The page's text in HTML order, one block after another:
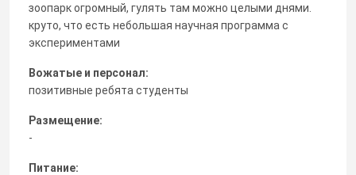
зоопарк огромный, гулять там можно целыми днями.
круто, что есть небольшая научная программа с
экспериментами
Вожатые и персонал:
позитивные ребята студенты
Размещение:
-
Питание: